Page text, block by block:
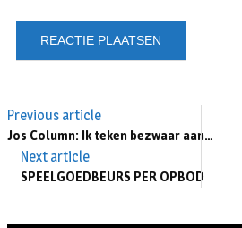
Previous article
Jos Column: Ik teken bezwaar aan…
Next article
SPEELGOEDBEURS PER OPBOD